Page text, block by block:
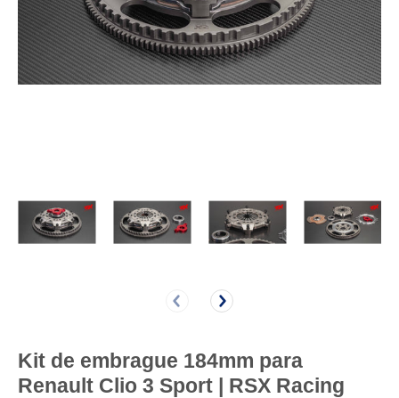
Kit de embrague 184mm para
Renault Clio 3 Sport | RSX Racing